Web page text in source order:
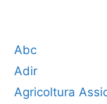
Abc
Adir
Agricoltura